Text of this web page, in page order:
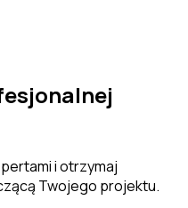
i otrzymaj
Twojego projektu.